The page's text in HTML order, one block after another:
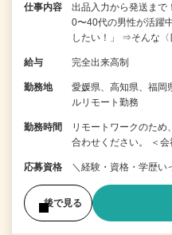
仕事内容
出品入力から発送ま
0〜40代の男性が活躍
したい！」 ⇒そんな〈
給与 完全出来高制
勤務地
愛媛県、高知県、福
ルリモート勤務
勤務時間
リモートワークのため
合わせください。 ＜会
応募資格 ＼経験・資格・学歴い
後で見る